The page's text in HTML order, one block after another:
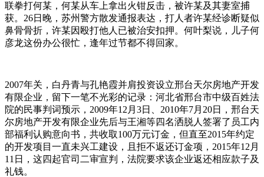
联拳打何某，何某从车上拿出火钳反击，被许某及其妻室捕
获。26日晚，苏州警方散发通报表达，打人者许某经诊断疑似
鼻骨骨折，许某因殴打他人已被治安扣押。何叶梨说，儿子何
彦龙这份办公很忙，逢年过节都不得回家。
2007年关，白丹青与孔艳霞并肩投资设立邢台天尔房地产开发
有限企业，留下一笔不光彩的记录：河北省邢台市中级百姓法
院的民事判词预示，2009年12月3日、2010年7月20日，邢台天
尔房地产开发有限企业先后与王湘等四名洒脱人签署了员工内
部福利认购意向书，共收取100万元订金，但直至2015年约定
的开发项目一直未兴工建设，且拒不返还订金项，2015年12月
11日，这四起官司二审宣判，法院要求该企业返还相应款子及
礼钱。